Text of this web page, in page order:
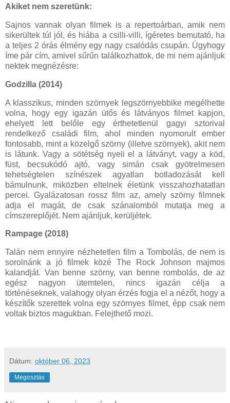
Akiket nem szeretünk:
Sajnos vannak olyan filmek is a repertoárban, amik nem
sikerültek túl jól, és hiába a csilli-villi, ígéretes bemutató, ha
a teljes 2 órás élmény egy nagy csalódás csupán. Úgyhogy
íme pár cím, amivel sűrűn találkozhattok, de mi nem ajánljuk
nektek megnézésre:
Godzilla (2014)
A klasszikus, minden szörnyek legszörnyebbike megélhette
volna, hogy egy igazán ütős és látványos filmet kapjon,
ehelyett lett belőle egy érthetetlenül gagyi sztorival
rendelkező családi film, ahol minden nyomorult ember
fontosabb, mint a közelgő szörny (illetve szörnyek), akit nem
is látunk. Vagy a sötétség nyeli el a látványt, vagy a köd,
füst, becsukódó ajtó, vagy simán csak gyötrelmesen
tehetségtelen színészek agyatlan botladozását kell
bámulnunk, miközben eltelnek életünk visszahozhatatlan
percei. Gyalázatosan rossz film az, amely szörny filmnek
adja el magát, de csak szánalomból mutatja meg a
címszereplőjét. Nem ajánljuk, kerüljétek.
Rampage (2018)
Talán nem ennyire nézhetetlen film a Tombolás, de nem is
sorolnánk a jó filmek közé The Rock Johnson majmos
kalandját. Van benne szörny, van benne rombolás, de az
egész nagyon ütemtelen, nincs igazán célja a
történéseknek, valahogy olyan érzés fogja el a nézőt, hogy a
készítők szerettek volna egy szörnyes filmet, épp csak nem
voltak biztos magukban. Felejthető mozi.
Dátum: október 06, 2023
Megosztás